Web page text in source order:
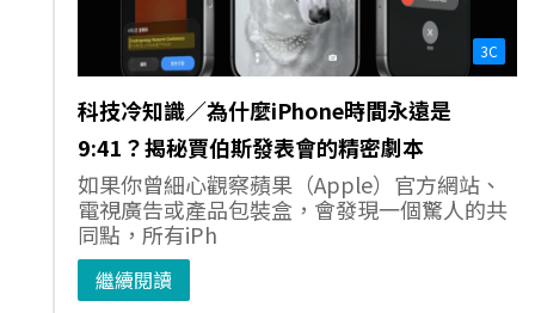
3C
科技冷知識／為什麼iPhone時間永遠是
9:41？揭秘賈伯斯發表會的精密劇本
如果你曾細心觀察蘋果（Apple）官方網站、
電視廣告或產品包裝盒，會發現一個驚人的共
同點，所有iPh
繼續閱讀